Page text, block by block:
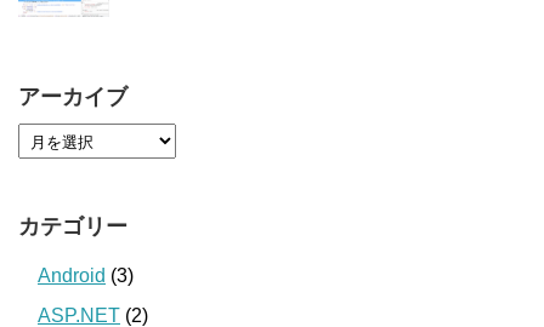
アーカイブ
カテゴリー
Android (3)
ASP.NET (2)